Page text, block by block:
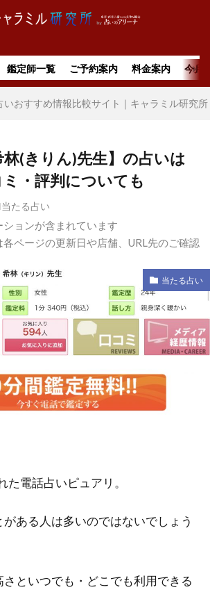
鑑定師一覧 ご予約案内 料金案内 今月
いおすすめ情報比較サイト｜キャラミル研究所
(きりん)先生】の占いは
・評判についても
当たる占い
ョンが含まれています
ページの更新日や店舗、URL先のご確認
当たる占い
た電話占いピュアリ。
ある人は多いのではないでしょう
といつでも・どこでも利用できる